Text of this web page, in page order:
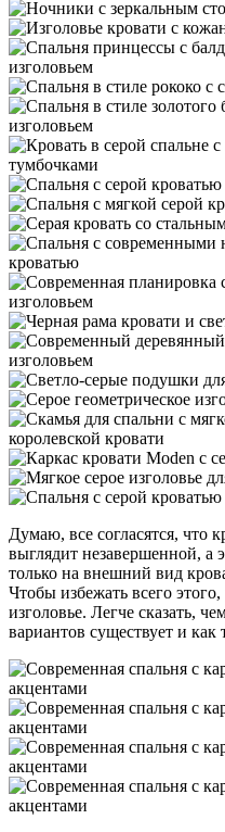
Думаю, все согласятся, что
выглядит незавершенной, а
только на внешний вид
Чтобы избежать всего
изголовье. Легче сказать,
вариантов существует и